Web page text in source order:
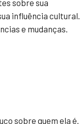
sobre sua
influência cultural.
e mudanças.
sobre quem ela é.